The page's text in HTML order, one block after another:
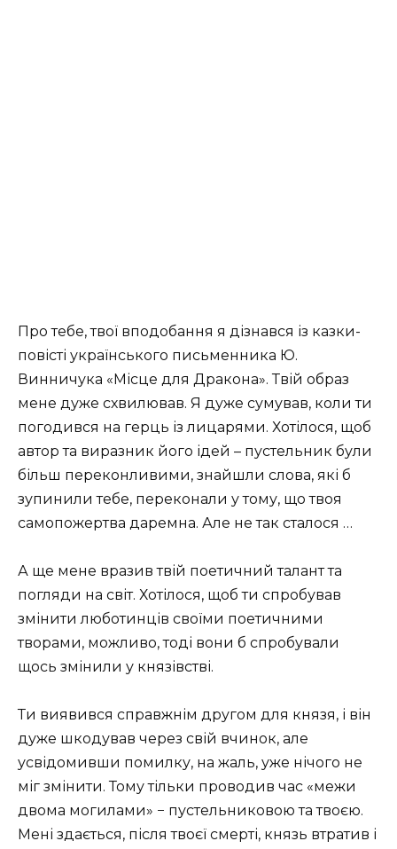
Про тебе, твої вподобання я дізнався із казки-
повісті українського письменника Ю.
Винничука «Місце для Дракона». Твій образ
мене дуже схвилював. Я дуже сумував, коли ти
погодився на герць із лицарями. Хотілося, щоб
автор та виразник його ідей – пустельник були
більш переконливими, знайшли слова, які б
зупинили тебе, переконали у тому, що твоя
самопожертва даремна. Але не так сталося …
А ще мене вразив твій поетичний талант та
погляди на світ. Хотілося, щоб ти спробував
змінити люботинців своїми поетичними
творами, можливо, тоді вони б спробували
щось змінили у князівстві.
Ти виявився справжнім другом для князя, і він
дуже шкодував через свій вчинок, але
усвідомивши помилку, на жаль, уже нічого не
міг змінити. Тому тільки проводив час «межи
двома могилами» − пустельниковою та твоєю.
Мені здається, після твоєї смерті, князь втратив і